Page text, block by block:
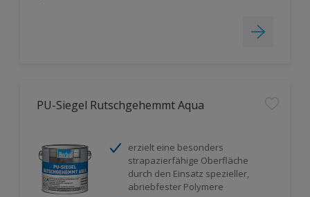
PU-Siegel Rutschgehemmt Aqua
erzielt eine besonders
strapazierfähige Oberfläche
durch den Einsatz spezieller,
abriebfester Polymere